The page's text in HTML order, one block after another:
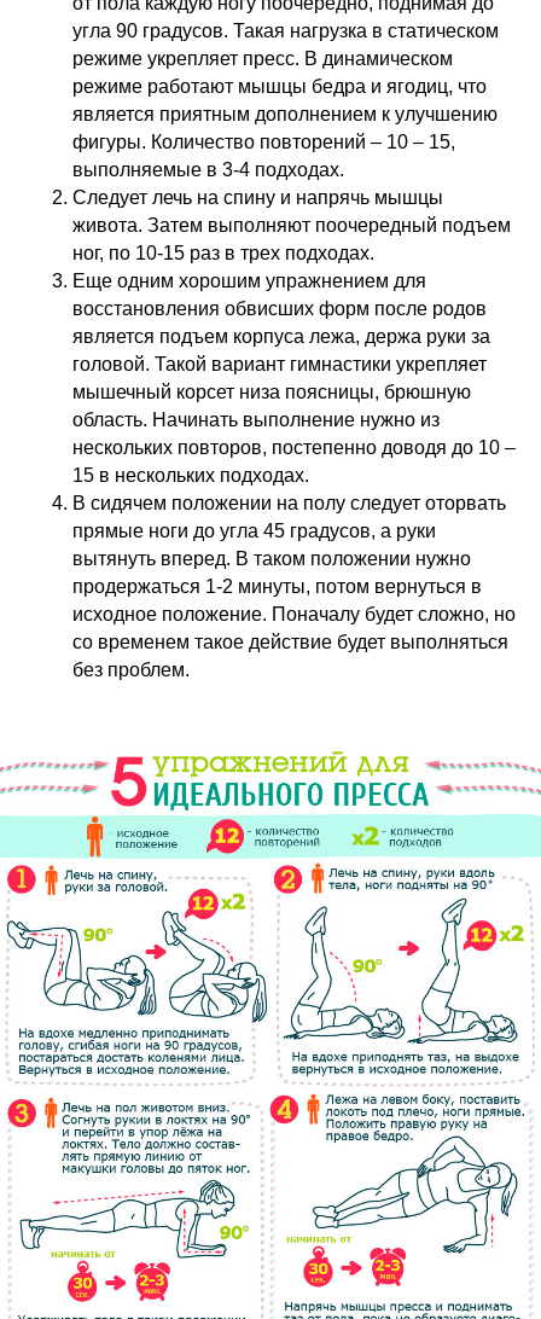
угла 90 градусов. Такая нагрузка в статическом
режиме укрепляет пресс. В динамическом
режиме работают мышцы бедра и ягодиц, что
является приятным дополнением к улучшению
фигуры. Количество повторений – 10 – 15,
выполняемые в 3-4 подходах.
Следует лечь на спину и напрячь мышцы
живота. Затем выполняют поочередный подъем
ног, по 10-15 раз в трех подходах.
Еще одним хорошим упражнением для
восстановления обвисших форм после родов
является подъем корпуса лежа, держа руки за
головой. Такой вариант гимнастики укрепляет
мышечный корсет низа поясницы, брюшную
область. Начинать выполнение нужно из
нескольких повторов, постепенно доводя до 10 –
15 в нескольких подходах.
В сидячем положении на полу следует оторвать
прямые ноги до угла 45 градусов, а руки
вытянуть вперед. В таком положении нужно
продержаться 1-2 минуты, потом вернуться в
исходное положение. Поначалу будет сложно, но
со временем такое действие будет выполняться
без проблем.